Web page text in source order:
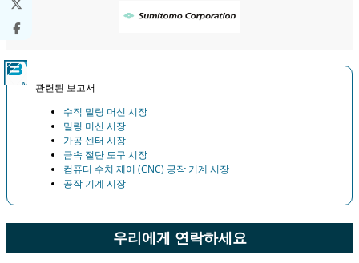
관련된 보고서
수직 밀링 머신 시장
밀링 머신 시장
가공 센터 시장
금속 절단 도구 시장
컴퓨터 수치 제어 (CNC) 공작 기계 시장
공작 기계 시장
우리에게 연락하세요